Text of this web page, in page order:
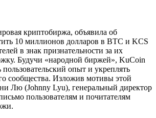
криптобиржа, объявила об
10 миллионов долларов в BTC и KCS
в знак признательности за их
Будучи «народной биржей», KuCoin
пользовательский опыт и укреплять
сообщества. Изложив мотивы этой
Лю (Johnny Lyu), генеральный директор
пользователям и почитателям